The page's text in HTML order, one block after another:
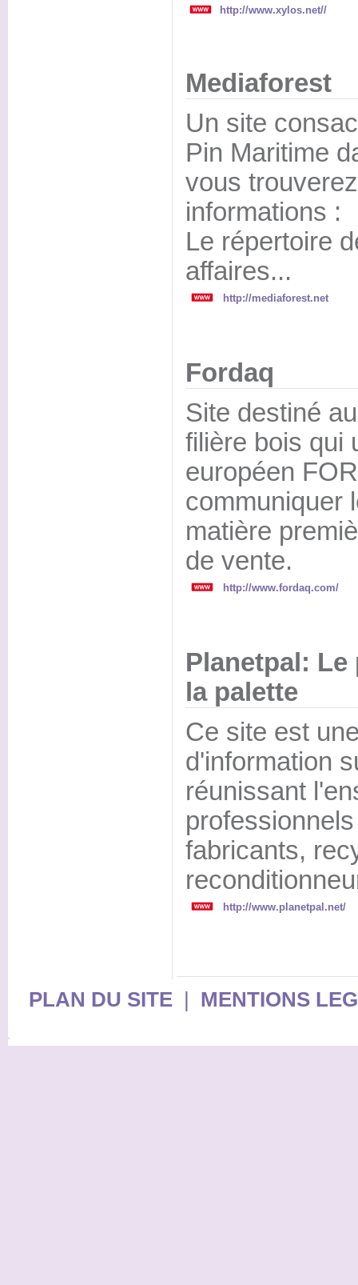
http://www.xylos.net//
Mediaforest
Un site
Pin Maritime
vous
informations :
Le répertoire
affaires...
http://mediaforest.net
Fordaq
Site destiné
filière bois qui
européen
communiquer
matière
de vente.
http://www.fordaq.com/
Planetpal:
la palette
Ce site est
d'information
réunissant
fabricants,
http://www.planetpal.net/
PLAN DU SITE| MENTIONS